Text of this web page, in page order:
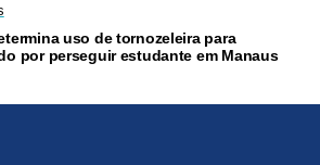
uso de tornozeleira para
por perseguir estudante em Manaus